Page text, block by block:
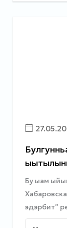
Бу ыам
эдэрбит”